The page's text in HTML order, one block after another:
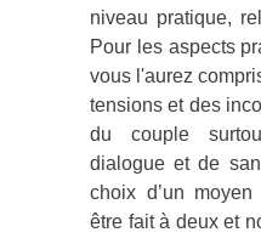
niveau pratique,
Pour les aspects
vous l'aurez
tensions et des
du couple
dialogue et de
choix d’un
être fait à deux et